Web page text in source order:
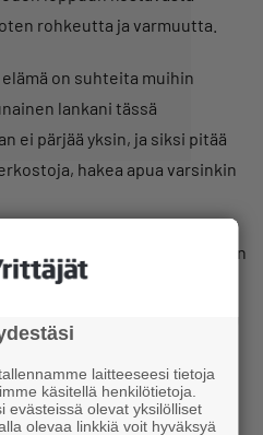
rohkeutta ja varmuutta.
on suhteita muihin
lankani tässä
ei pärjää yksin, ja siksi pitää
hakea apua varsinkin
mentorointikerran jälkeen hän
oivalluksia.
toimintaani vietyä
suutani.
laitteeseesi tietoja
käsitellä henkilötietoja.
evästeissä olevat yksilölliset
olevaa linkkiä voit hyväksyä